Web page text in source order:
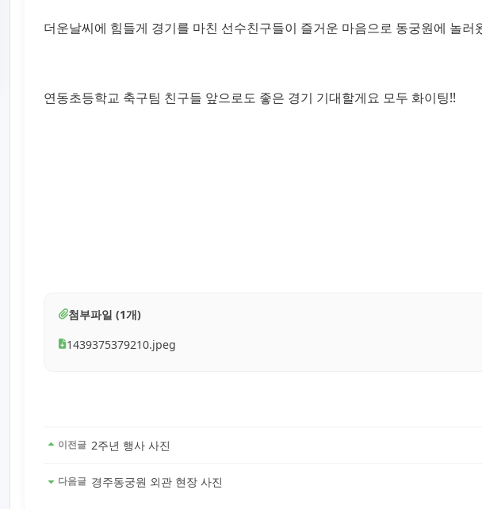
더운날씨에 힘들게 경기를 마친 선수친구들이 즐거운 마음으로 동궁원에 놀러
연동초등학교 축구팀 친구들 앞으로도 좋은 경기 기대할게요 모두 화이팅!!
첨부파일 (1개)
1439375379210.jpeg
이전글 2주년 행사 사진
다음글 경주동궁원 외관 현장 사진